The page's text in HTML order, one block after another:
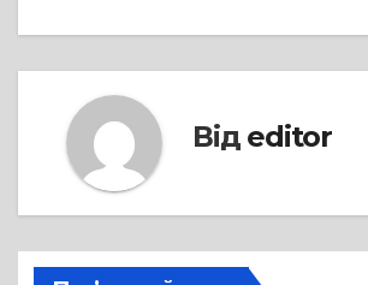
Від editor